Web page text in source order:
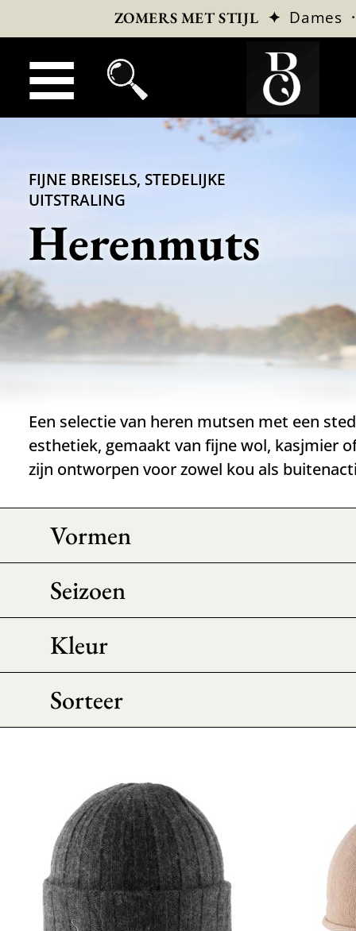
ZOMERS MET STIJL ✦ Dames
FIJNE BREISELS, STEDELIJKE
UITSTRALING
Herenmuts
Een selectie van heren mutsen met een
esthetiek, gemaakt van fijne wol, kasjmier
zijn ontworpen voor zowel kou als
Vormen
Seizoen
Kleur
Sorteer